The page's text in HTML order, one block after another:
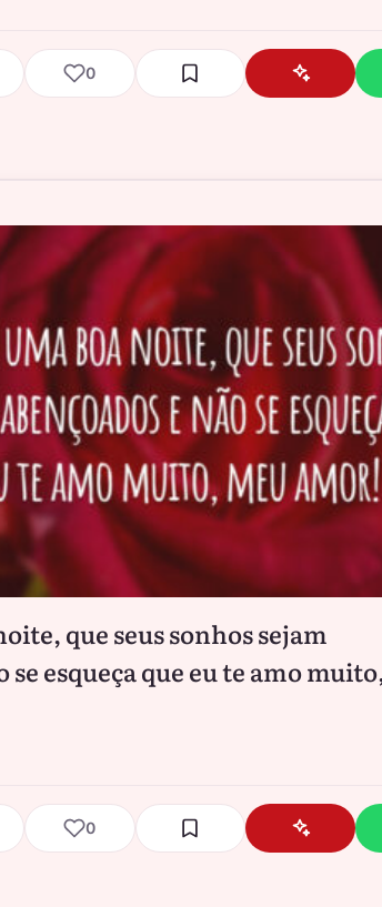
0
que seus sonhos sejam
se esqueça que eu te amo
0